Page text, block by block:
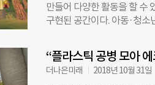
만들어 다양한 활동을 할 수
구현된 공간이다. 아동·청
기후위기 피해를 본 마을에
떠내려온 쓰레기 줍고 분
심기 ▲전 세계 이웃에게 긴
“플라스틱 공병 모아
더나은미래 2018년 10월 31일